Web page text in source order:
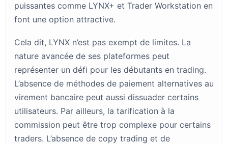
puissantes comme LYNX+ et Trader Workstation en
font une option attractive.
Cela dit, LYNX n’est pas exempt de limites. La
nature avancée de ses plateformes peut
représenter un défi pour les débutants en trading.
L’absence de méthodes de paiement alternatives au
virement bancaire peut aussi dissuader certains
utilisateurs. Par ailleurs, la tarification à la
commission peut être trop complexe pour certains
traders. L’absence de copy trading et de